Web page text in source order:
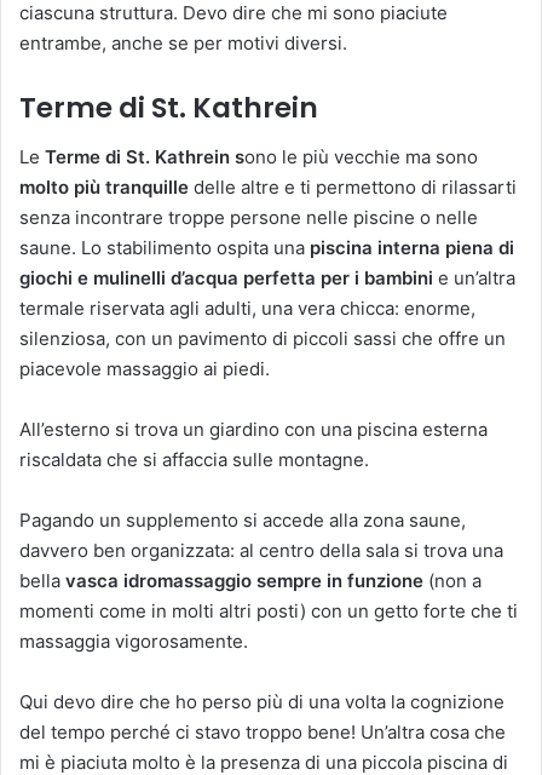
ciascuna struttura. Devo dire che mi sono piaciute
entrambe, anche se per motivi diversi.
Terme di St. Kathrein
Le Terme di St. Kathrein sono le più vecchie ma sono
molto più tranquille delle altre e ti permettono di rilassarti
senza incontrare troppe persone nelle piscine o nelle
saune. Lo stabilimento ospita una piscina interna piena di
giochi e mulinelli d’acqua perfetta per i bambini e un’altra
termale riservata agli adulti, una vera chicca: enorme,
silenziosa, con un pavimento di piccoli sassi che offre un
piacevole massaggio ai piedi.
All’esterno si trova un giardino con una piscina esterna
riscaldata che si affaccia sulle montagne.
Pagando un supplemento si accede alla zona saune,
davvero ben organizzata: al centro della sala si trova una
bella vasca idromassaggio sempre in funzione (non a
momenti come in molti altri posti) con un getto forte che ti
massaggia vigorosamente.
Qui devo dire che ho perso più di una volta la cognizione
del tempo perché ci stavo troppo bene! Un’altra cosa che
mi è piaciuta molto è la presenza di una piccola piscina di